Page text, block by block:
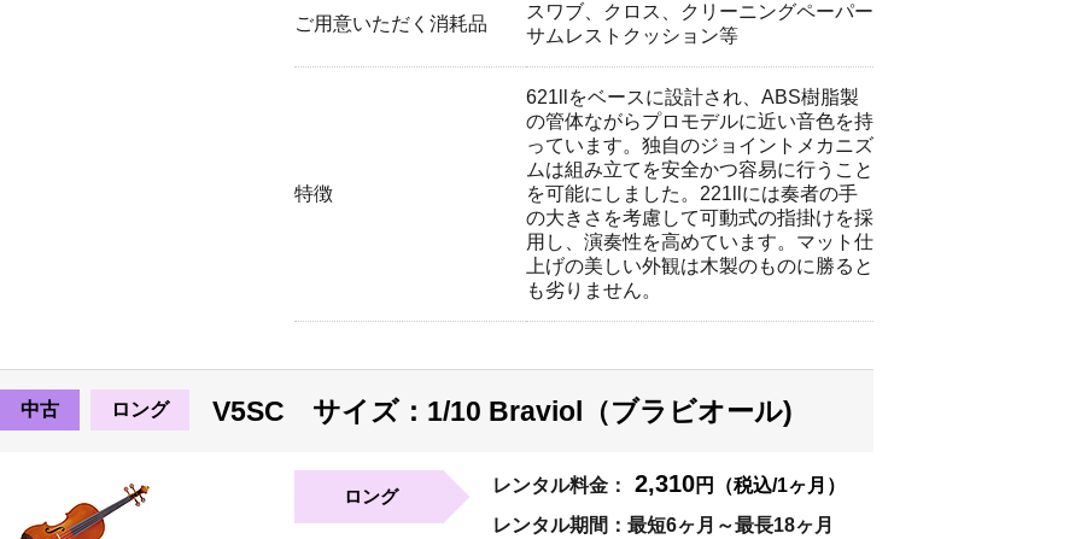
ご用意いただく消耗品
スワブ、クロス、クリーニングペーパー
サムレストクッション等
特徴
621llをベースに設計され、ABS樹脂製
の管体ながらプロモデルに近い音色を持
っています。独自のジョイントメカニズ
ムは組み立てを安全かつ容易に行うこと
を可能にしました。221llには奏者の手
の大きさを考慮して可動式の指掛けを採
用し、演奏性を高めています。マット仕
上げの美しい外観は木製のものに勝ると
も劣りません。
中古 ロング V5SC サイズ：1/10 Braviol（ブラビオール)
ロング
レンタル料金： 2,310円（税込/1ヶ月）
レンタル期間：最短6ヶ月～最長18ヶ月